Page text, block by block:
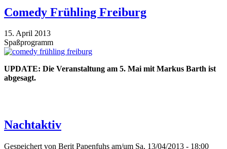
Comedy Frühling Freiburg
15. April 2013
Spaßprogramm
UPDATE: Die Veranstaltung am 5. Mai mit Markus Barth ist
abgesagt.
Nachtaktiv
Gespeichert von Berit Papenfuhs am/um Sa, 13/04/2013 - 18:00